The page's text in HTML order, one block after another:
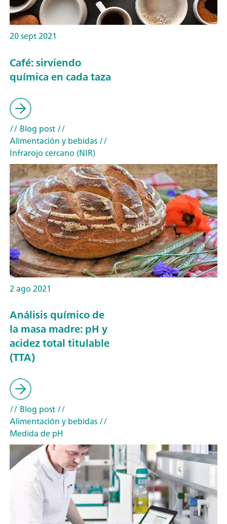
20 sept 2021
Café: sirviendo
química en cada taza
// Blog post//
Alimentación y bebidas//
Infrarojo cercano (NIR)
2 ago 2021
Análisis químico de
la masa madre: pH y
acidez total titulable
(TTA)
// Blog post//
Alimentación y bebidas//
Medida de pH